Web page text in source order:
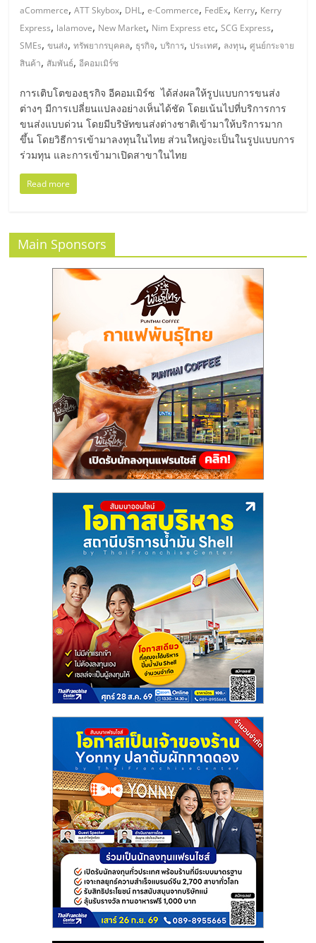
แห่ง
ประเทศไทย,
ThaiSMEsCenter,
รวม
มอี
ไทย,
SMEs,
แฟ
ปรึกษา
aCommerce,ATT Skybox, DHL,e-Commerce, FedEx, Kerry, Kerry
Express, lalamove, New Market, Nim Express etc,SCG Express,
SMEs,ขนส่ง,ทรัพยากรบุคคล, ธุรกิจ,บริการ,ประเทศ, ลงทุน,ศูนย์กระจาย
สินค้า, สัมพันธ์,อีคอมเมิร์ซ
การเติบโตของธุรกิจ อีคอมเมิร์ซ ได้ส่งผลให้รูปแบบการขนส่ง
ต่างๆ มีการเปลี่ยนแปลงอย่างเห็นได้ชัด โดยเน้นไปที่บริการการ
ขนส่งแบบด่วน โดยมีบริษัทขนส่งต่างชาติเข้ามาให้บริการมาก
ขึ้น โดยวิธีการเข้ามาลงทุนในไทย ส่วนใหญ่จะเป็นในรูปแบบการ
ร่วมทุน และการเข้ามาเปิดสาขาในไทย
Read more
Main Sponsors